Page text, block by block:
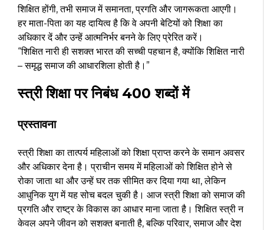
शिक्षित होंगी, तभी समाज में समानता, प्रगति और जागरूकता आएगी।
हर माता-पिता का यह दायित्व है कि वे अपनी बेटियों को शिक्षा का
अधिकार दें और उन्हें आत्मनिर्भर बनने के लिए प्रेरित करें।
“शिक्षित नारी ही सशक्त भारत की सच्ची पहचान है, क्योंकि शिक्षित नारी
– समृद्ध समाज की आधारशिला होती है।”
स्त्री शिक्षा पर निबंध 400 शब्दों में
प्रस्तावना
स्त्री शिक्षा का तात्पर्य महिलाओं को शिक्षा प्राप्त करने के समान अवसर
और अधिकार देना है। प्राचीन समय में महिलाओं को शिक्षित होने से
रोका जाता था और उन्हें घर तक सीमित कर दिया गया था, लेकिन
आधुनिक युग में यह सोच बदल चुकी है। आज स्त्री शिक्षा को समाज की
प्रगति और राष्ट्र के विकास का आधार माना जाता है। शिक्षित स्त्री न
केवल अपने जीवन को सशक्त बनाती है, बल्कि परिवार, समाज और देश